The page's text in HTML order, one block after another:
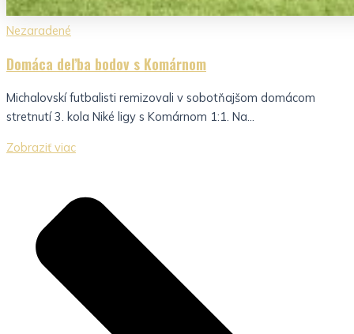
Nezaradené
Domáca deľba bodov s Komárnom
Michalovskí futbalisti remizovali v sobotňajšom domácom
stretnutí 3. kola Niké ligy s Komárnom 1:1. Na...
Zobraziť viac